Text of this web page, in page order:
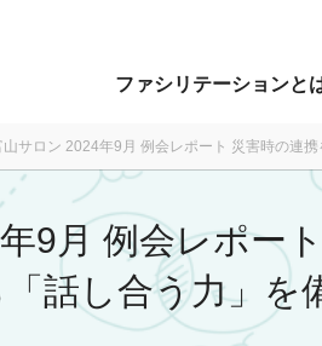
：特定非営利活
ファシリテーションと
サロン 2024年9月 例会レポート 災害時の連
9月 例会レポー
話し合う力」を